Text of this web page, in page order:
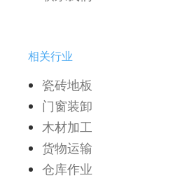
相关行业
瓷砖地板
门窗装卸
木材加工
货物运输
仓库作业